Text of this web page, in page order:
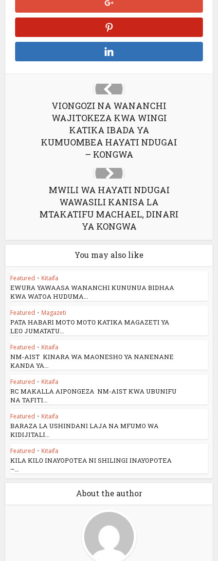
VIONGOZI NA WANANCHI
WAJITOKEZA KWA WINGI
KATIKA IBADA YA
KUMUOMBEA HAYATI NDUGAI
– KONGWA
MWILI WA HAYATI NDUGAI
WAWASILI KANISA LA
MTAKATIFU MACHAEL, DINARI
YA KONGWA
You may also like
Featured • Kitaifa
EWURA YAWAASA WANANCHI KUNUNUA BIDHAA
KWA WATOA HUDUMA...
Featured • Magazeti
PATA HABARI MOTO MOTO KATIKA MAGAZETI YA
LEO JUMATATU...
Featured • Kitaifa
NM-AIST KINARA WA MAONESHO YA NANENANE
KANDA YA...
Featured • Kitaifa
RC MAKALLA AIPONGEZA NM-AIST KWA UBUNIFU
NA TAFITI...
Featured • Kitaifa
BARAZA LA USHINDANI LAJA NA MFUMO WA
KIDIJITALI...
Featured • Kitaifa
KILA KILO INAYOPOTEA NI SHILINGI INAYOPOTEA
–...
About the author